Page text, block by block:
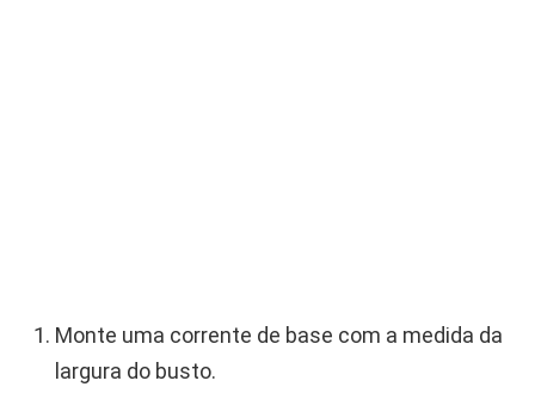
Monte uma corrente de base com a medida da
largura do busto.